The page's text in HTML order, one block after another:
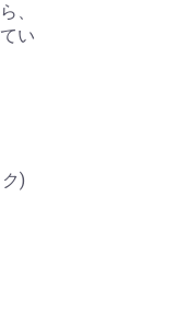
、
い
)